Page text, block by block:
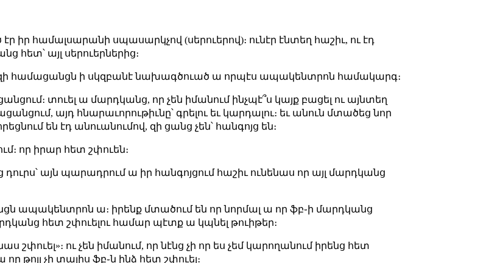
իր համալսարանի սպասարկչով (սերուերով)։ ունէր էնտեղ հաշիւ, ու էդ
հետ՝ այլ սերուերներից։
զի համացանցն ի սկզբանէ նախագծուած ա որպէս ապակենտրոն համակարգ։
տուել ա մարդկանց, որ չեն իմանում ինչպէ՞ս կայք բացել ու այնտեղ
այդ հնարաւորութիւնը՝ գրելու եւ կարդալու։ եւ անուն մտածեց նոր
են էդ անուանումով, զի ցանց չեն՝ հանգոյց են։
որ իրար հետ շփուեն։
դուրս՝ այն պարադրում ա իր հանգոյցում հաշիւ ունենաս որ այլ մարդկանց
ապակենտրոն ա։ իրենք մտածում են որ նորմալ ա որ ֆբ֊ի մարդկանց
հետ շփուելու համար պէտք ա կպնել թուիթեր։
շփուել»։ ու չեն իմանում, որ նէնց չի որ ես չեմ կարողանում իրենց հետ
թոյլ չի տալիս ֆբ֊ն ինձ հետ շփուել։